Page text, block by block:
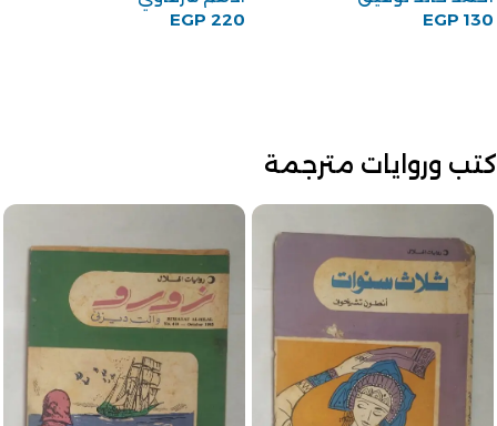
EGP 130
EGP 220
كتب وروايات مترجمة